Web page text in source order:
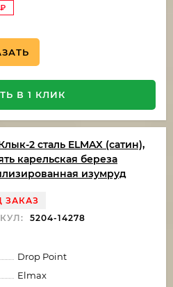
₽
В 1 КЛИК
2 сталь ELMAX (сатин),
карельская береза
изумруд
ЗАКАЗ
5204-14278
Drop Point
Elmax